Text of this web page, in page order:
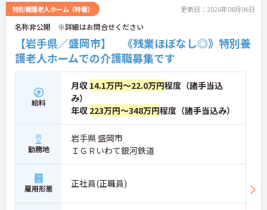
連携の体制がしっかりと整っています。働き方の面
では、夜勤明けの翌日が原則として公休となるほ
か、月平均の残業時間も5時間から7時間程度とかな
り少なめです。常勤スタッフの比率が90パーセント
を超えているため急な勤務変更が発生しにくく、あ
らかじめ決められた訪問予定表に沿って規則正しく
働けます。入職後は現場スタッフによるお一人おひ
とりに合わせた個別のOJT研修が実施されます。eラ
ーニングも導入されており、多職種と連携しながら
専門性を着実に深めていける環境が用意されていま
★おすすめPOINT★
＜個別ＯＪＴとチーム連携で着実に成長！＞
・入職後はお一人おひとりの習熟度に合わせた個別
のＯＪＴ研修を実施し、ｅラーニングを用いた学習
の機会も提供されます
・施設内には看護師が24時間常駐しており、急変時
特別養護老人ホーム（特養） 更新日：2026年08月06日
名称非公開 ※詳細はお問合せください
【岩手県／盛岡市】 《残業ほぼなし◎》特別養
護老人ホームでの介護職募集です
給料
月収 14.1万円～22.0万円程度（諸手当込
み）
年収 223万円～348万円程度（諸手当込み）
勤務地
岩手県 盛岡市
ＩＧＲいわて銀河鉄道
雇用形態 正社員(正職員)